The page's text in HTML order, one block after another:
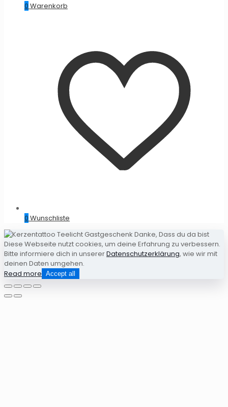
0 Warenkorb
0 Wunschliste
Diese Webseite nutzt cookies, um deine Erfahrung zu verbessern.
Bitte informiere dich in unsererDatenschutzerklärung, wie wir mit
deinen Daten umgehen.
Read more Accept all